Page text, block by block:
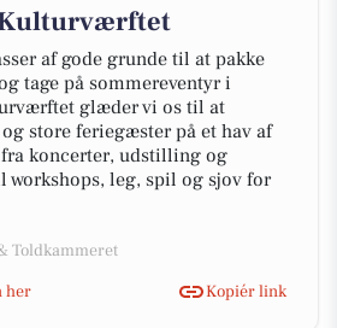
Kulturværftet
af gode grunde til at pakke
tage på sommereventyr i
glæder vi os til at
store feriegæster på et hav af
koncerter, udstilling og
leg, spil og sjov for
Toldkammeret
her
Kopiér link